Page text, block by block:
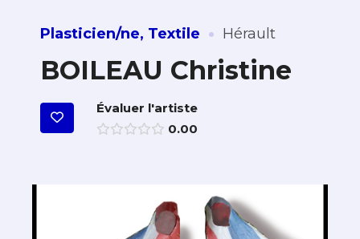
Plasticien/ne, Textile · Hérault
BOILEAU Christine
Évaluer l'artiste
0.00